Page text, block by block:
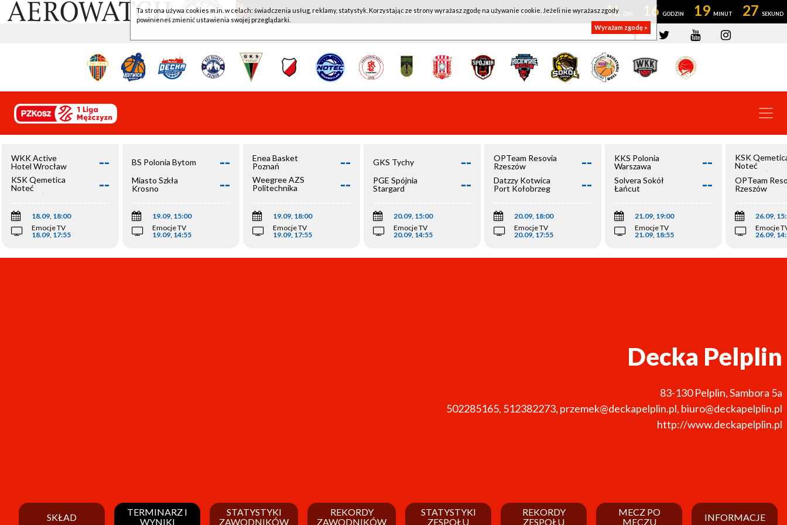
WKK ACTIVE HOTEL WROCŁAW - KSK QEMETICA NOTEĆ INOWROCŁAW 41 16 19 26
WKK Active
Hotel Wrocław
--
KSK Qemetica
Noteć
Inowrocław
--
18.09, 18:00
Emocje TV
18.09, 17:55
BS Polonia Bytom --
Miasto Szkła
Krosno
--
19.09, 15:00
Emocje TV
19.09, 14:55
Enea Basket
Poznań
--
Weegree AZS
Politechnika
--
19.09, 18:00
Emocje TV
19.09, 17:55
GKS Tychy --
PGE Spójnia
Stargard
--
20.09, 15:00
Emocje TV
20.09, 14:55
OPTeam Resovia
Rzeszów
--
Datzzy Kotwica
Port Kołobrzeg
--
20.09, 18:00
Emocje TV
20.09, 17:55
KKS Polonia
Warszawa
--
Solvera Sokół
Łańcut
--
21.09, 19:00
Emocje TV
21.09, 18:55
KSK
Noteć
Inowrocław
OPTeam
Rzeszów
26.09,
Emocje
26.09,
Decka Pelplin
83-130 Pelplin,Sambora 5a
502285165, 512382273, przemek@deckapelplin.pl, biuro@deckapelplin.pl
http://www.deckapelplin.pl
SKŁAD
TERMINARZ I
WYNIKI
STATYSTYKI
ZAWODNIKÓW
REKORDY
ZAWODNIKÓW
STATYSTYKI
ZESPOŁU
REKORDY
ZESPOŁU
MECZ PO
MECZU
INFORMACJE
Ta strona używa cookies m.in. w celach: świadczenia usług, reklamy, statystyk. Korzystając ze strony wyrażasz zgodę na używanie cookie. Jeżeli nie wyrażasz zgody
powinieneś zmienić ustawienia swojej przeglądarki.
Wyrażam zgodę »